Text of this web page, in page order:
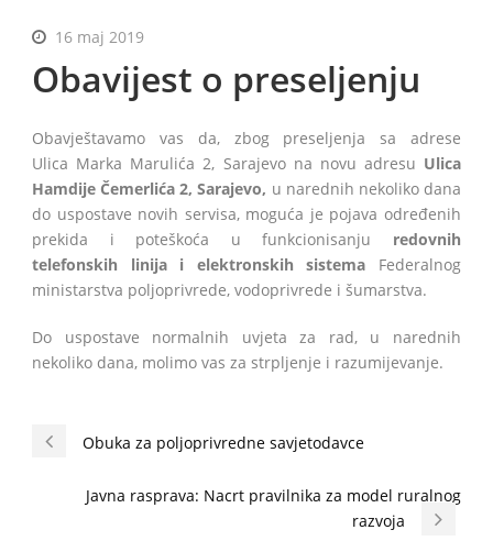
BiH
16 maj 2019
Obavijest o preseljenju
Obavještavamo vas da, zbog preseljenja sa adrese
Ulica Marka Marulića 2, Sarajevo na novu adresu Ulica
Hamdije Čemerlića 2, Sarajevo, u narednih nekoliko dana
do uspostave novih servisa, moguća je pojava određenih
prekida i poteškoća u funkcionisanju redovnih
telefonskih linija i elektronskih sistema Federalnog
ministarstva poljoprivrede, vodoprivrede i šumarstva.
Do uspostave normalnih uvjeta za rad, u narednih
nekoliko dana, molimo vas za strpljenje i razumijevanje.
Obuka za poljoprivredne savjetodavce
Javna rasprava: Nacrt pravilnika za model ruralnog
razvoja